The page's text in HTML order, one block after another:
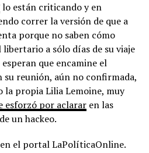
lo están criticando y en
correr la versión de que a
porque no saben cómo
a sólo días de su viaje
que encamine el
su reunión, aún no confirmada,
la propia Lilia Lemoine, muy
esforzó por aclararen las
un hackeo.
el portal LaPolíticaOnline.